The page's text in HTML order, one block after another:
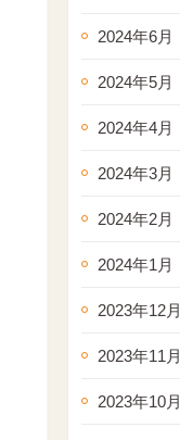
2024年6月
2024年5月
2024年4月
2024年3月
2024年2月
2024年1月
2023年12月
2023年11月
2023年10月